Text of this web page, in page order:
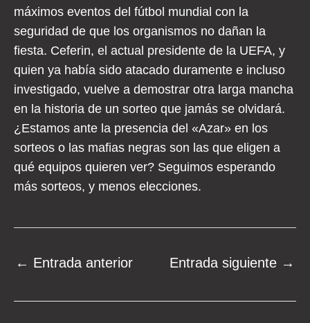
máximos eventos del fútbol mundial con la
seguridad de que los organismos no dañan la
fiesta. Ceferin, el actual presidente de la UEFA, y
quien ya había sido atacado duramente e incluso
investigado, vuelve a demostrar otra larga mancha
en la historia de un sorteo que jamás se olvidará.
¿Estamos ante la presencia del «Azar» en los
sorteos o las mafias negras son las que eligen a
qué equipos quieren ver? Seguimos esperando
más sorteos, y menos elecciones.
Navegación
← Entrada anterior Entrada siguiente →